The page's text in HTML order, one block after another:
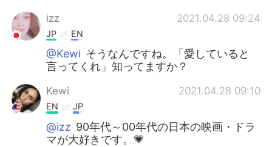
izz 2021.04.28 09:24
JP EN
@Kewi そうなんですね。「愛していると
言ってくれ」知ってますか？
Kewi 2021.04.28 09:10
EN JP
@izz 90年代～00年代の日本の映画・ドラ
マが大好きです。💗